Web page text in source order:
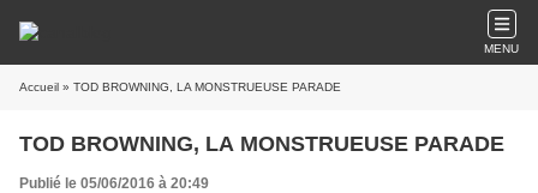
MENU
Accueil » TOD BROWNING, LA MONSTRUEUSE PARADE
TOD BROWNING, LA MONSTRUEUSE PARADE
Publié le 05/06/2016 à 20:49